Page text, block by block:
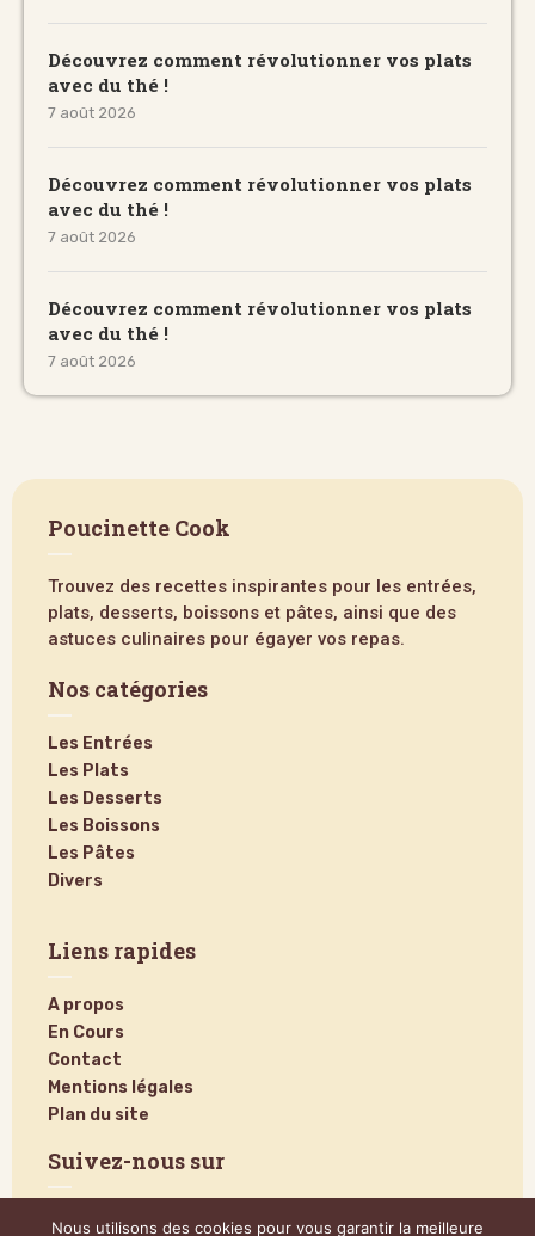
Découvrez comment révolutionner vos plats
avec du thé !
7 août 2026
Découvrez comment révolutionner vos plats
avec du thé !
7 août 2026
Découvrez comment révolutionner vos plats
avec du thé !
7 août 2026
Poucinette Cook
Trouvez des recettes inspirantes pour les entrées,
plats, desserts, boissons et pâtes, ainsi que des
astuces culinaires pour égayer vos repas.
Nos catégories
Les Entrées
Les Plats
Les Desserts
Les Boissons
Les Pâtes
Divers
Liens rapides
A propos
En Cours
Contact
Mentions légales
Plan du site
Suivez-nous sur
Nous utilisons des cookies pour vous garantir la meilleure